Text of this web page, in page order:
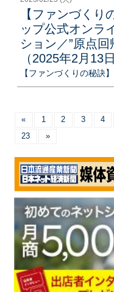
【ファンづく
ップ公式オンラ
ション／”原点
（2025年2月13
【ファンづくりの秘訣】
« 1 2 3 4
23
»